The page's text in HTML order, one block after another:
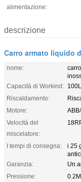
alimentazione:
descrizione
Carro armato liquido
nome:
Capacità di Workind:
Riscaldamento:
Motore:
Velocità del
miscelatore:
I tempi di consegna:
i 25
Garanzia:
Un
Pressione: